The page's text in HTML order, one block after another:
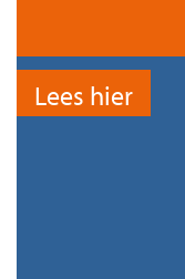
Lees hier